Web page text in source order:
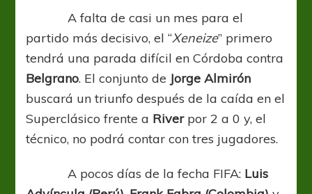
A falta de casi un mes para el
partido más decisivo, el “Xeneize” primero
tendrá una parada difícil en Córdoba contra
Belgrano. El conjunto de Jorge Almirón
buscará un triunfo después de la caída en el
Superclásico frente a Riverpor 2 a 0 y, el
técnico, no podrá contar con tres jugadores.
A pocos días de la fecha FIFA: Luis